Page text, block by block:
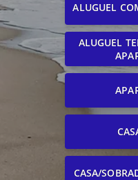
ALUGUEL
ALUGUEL
CASA/